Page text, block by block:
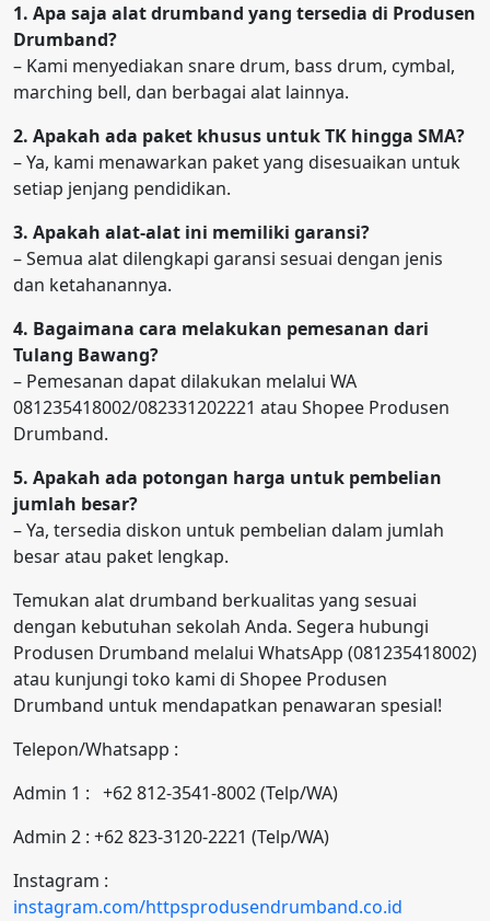
1. Apa saja alat drumband yang tersedia di Produsen
Drumband?
– Kami menyediakan snare drum, bass drum, cymbal,
marching bell, dan berbagai alat lainnya.
2. Apakah ada paket khusus untuk TK hingga SMA?
– Ya, kami menawarkan paket yang disesuaikan untuk
setiap jenjang pendidikan.
3. Apakah alat-alat ini memiliki garansi?
– Semua alat dilengkapi garansi sesuai dengan jenis
dan ketahanannya.
4. Bagaimana cara melakukan pemesanan dari
Tulang Bawang?
– Pemesanan dapat dilakukan melalui WA
081235418002/082331202221 atau Shopee Produsen
Drumband.
5. Apakah ada potongan harga untuk pembelian
jumlah besar?
– Ya, tersedia diskon untuk pembelian dalam jumlah
besar atau paket lengkap.
Temukan alat drumband berkualitas yang sesuai
dengan kebutuhan sekolah Anda. Segera hubungi
Produsen Drumband melalui WhatsApp (081235418002)
atau kunjungi toko kami di Shopee Produsen
Drumband untuk mendapatkan penawaran spesial!
Telepon/Whatsapp :
Admin 1 : +62 812-3541-8002 (Telp/WA)
Admin 2 : +62 823-3120-2221 (Telp/WA)
Instagram :
instagram.com/httpsprodusendrumband.co.id